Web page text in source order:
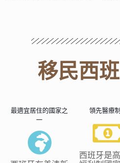
移民西
最適宜居住的國家之
一
領先醫療
西班牙是